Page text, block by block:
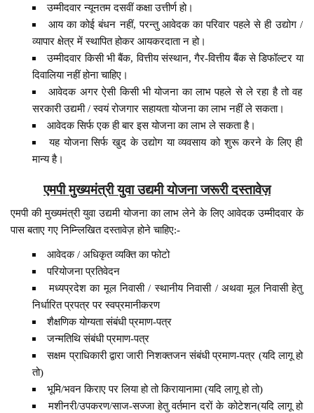
उम्मीदवार न्यूनतम दसवीं कक्षा उत्तीर्ण हो।
आय का कोई बंधन नहीं, परन्तु आवेदक का परिवार पहले से ही उद्योग /
व्यापार क्षेत्र में स्थापित होकर आयकरदाता न हो।
उम्मीदवार किसी भी बैंक, वित्तीय संस्थान, गैर-वित्तीय बैंक से डिफॉल्टर या
दिवालिया नहीं होना चाहिए।
आवेदक अगर ऐसी किसी भी योजना का लाभ पहले से ले रहा है तो वह
सरकारी उद्यमी / स्वयं रोजगार सहायता योजना का लाभ नहीं ले सकता।
आवेदक सिर्फ एक ही बार इस योजना का लाभ ले सकता है।
यह योजना सिर्फ खुद के उद्योग या व्यवसाय को शुरू करने के लिए ही
मान्य है।
एमपी मुख्यमंत्री युवा उद्यमी योजना जरूरी दस्तावेज़
एमपी की मुख्यमंत्री युवा उद्यमी योजना का लाभ लेने के लिए आवेदक उम्मीदवार के
पास बताए गए निम्न्लिखित दस्तावेज़ होने चाहिए:-
आवेदक / अधिकृत व्यक्ति का फोटो
परियोजना प्रतिवेदन
मध्यप्रदेश का मूल निवासी / स्थानीय निवासी / अथवा मूल निवासी हेतु
निर्धारित प्रपत्र पर स्वप्रमानीकरण
शैक्षणिक योग्यता संबंधी प्रमाण-पत्र
जन्मतिथि संबंधी प्रमाण-पत्र
सक्षम प्राधिकारी द्वारा जारी निशक्तजन संबंधी प्रमाण-पत्र (यदि लागू हो
तो)
भूमि/भवन किराए पर लिया हो तो किरायानामा (यदि लागू हो तो)
मशीनरी/उपकरण/साज-सज्जा हेतु वर्तमान दरों के कोटेशन(यदि लागू हो